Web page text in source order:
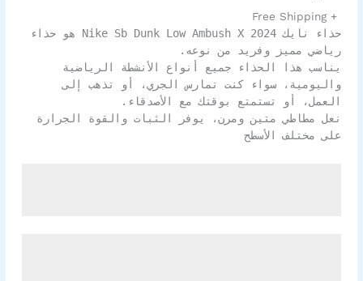
+ Free Shipping
حذاء نايك Nike Sb Dunk Low Ambush X 2024 هو حذاء
رياضي مميز وفريد من نوعه.
يناسب هذا الحذاء جميع أنواع الأنشطة الرياضية
واليومية، سواء كنت تمارس الجري، أو تذهب إلى
العمل، أو تستمتع بوقتك مع الأصدقاء.
نعل مطاطي متين ومرن، يوفر الثبات والقوة الجرارة
على مختلف الأسطح